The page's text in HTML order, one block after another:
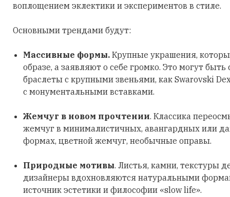
воплощением эклектики и экспериментов в стиле.
Основными трендами будут:
Массивные формы. Крупные украшения,
образе, а заявляют о себе громко. Это могут быть
браслеты с крупными звеньями, как Swarovski
с монументальными вставками.
Жемчуг в новом прочтении. Классика
жемчуг в минималистичных, авангардных или
формах, цветной жемчуг, необычные оправы.
Природные мотивы. Листья, камни, текстуры
дизайнеры вдохновляются натуральными
источник эстетики и философии «slow life».